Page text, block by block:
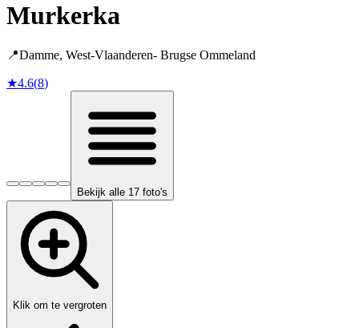
Murkerka
📍Damme, West-Vlaanderen- Brugse Ommeland
★4.6(8)
Bekijk alle 17 foto's
Klik om te vergroten